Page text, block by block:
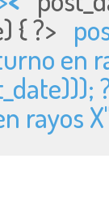
{ ?>
en
rayos